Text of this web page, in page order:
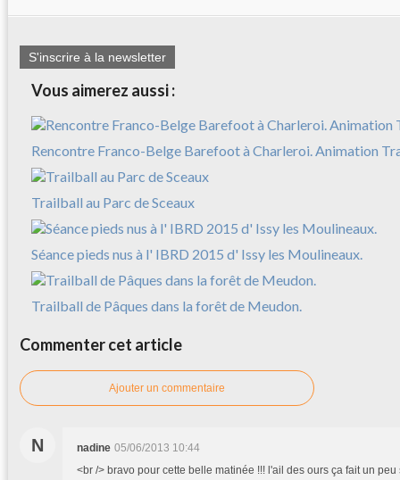
S'inscrire à la newsletter
Vous aimerez aussi :
Rencontre Franco-Belge Barefoot à Charleroi. Animation
Trailball au Parc de Sceaux
Séance pieds nus à l' IBRD 2015 d' Issy les Moulineaux.
Trailball de Pâques dans la forêt de Meudon.
Commenter cet article
Ajouter un commentaire
N nadine 05/06/2013 10:44
<br /> bravo pour cette belle matinée !!! l'ail des ours ça fait un